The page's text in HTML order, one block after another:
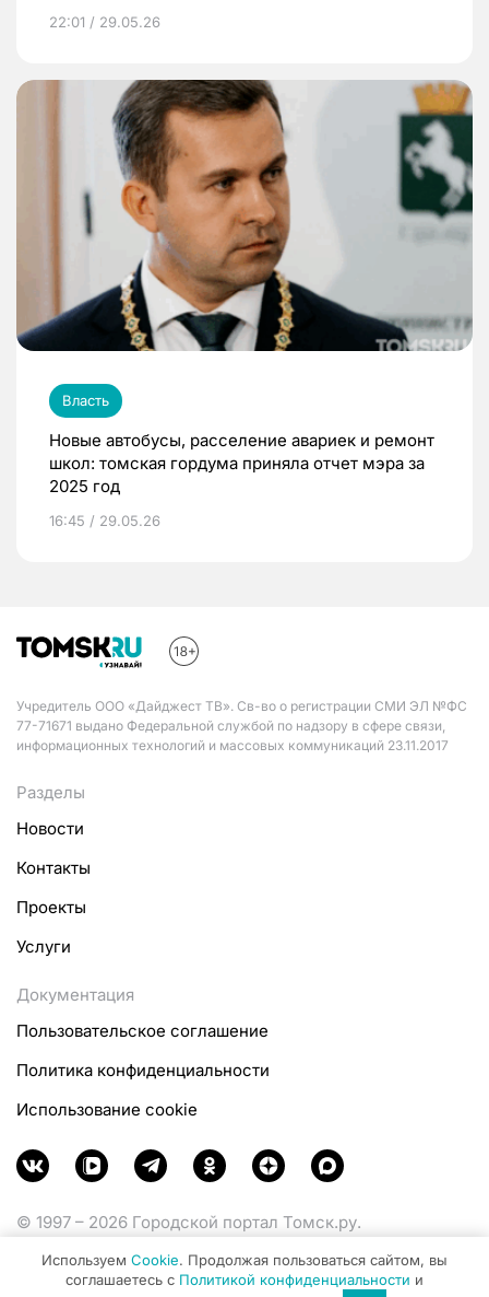
22:01 / 29.05.26
Власть
Новые автобусы, расселение авариек и ремонт
школ: томская гордума приняла отчет мэра за
2025 год
16:45 / 29.05.26
Учредитель ООО «Дайджест ТВ». Св-во о регистрации СМИ ЭЛ №ФС
77-71671 выдано Федеральной службой по надзору в сфере связи,
информационных технологий и массовых коммуникаций 23.11.2017
Разделы
Новости
Контакты
Проекты
Услуги
Документация
Пользовательское соглашение
Политика конфиденциальности
Использование cookie
© 1997 – 2026 Городской портал Томск.ру.
Министерства цифрового развития, связи и массовых
коммуникаций Российской Федерации.
Используем Cookie. Продолжая пользоваться сайтом, вы
соглашаетесь с Политикой конфиденциальности и